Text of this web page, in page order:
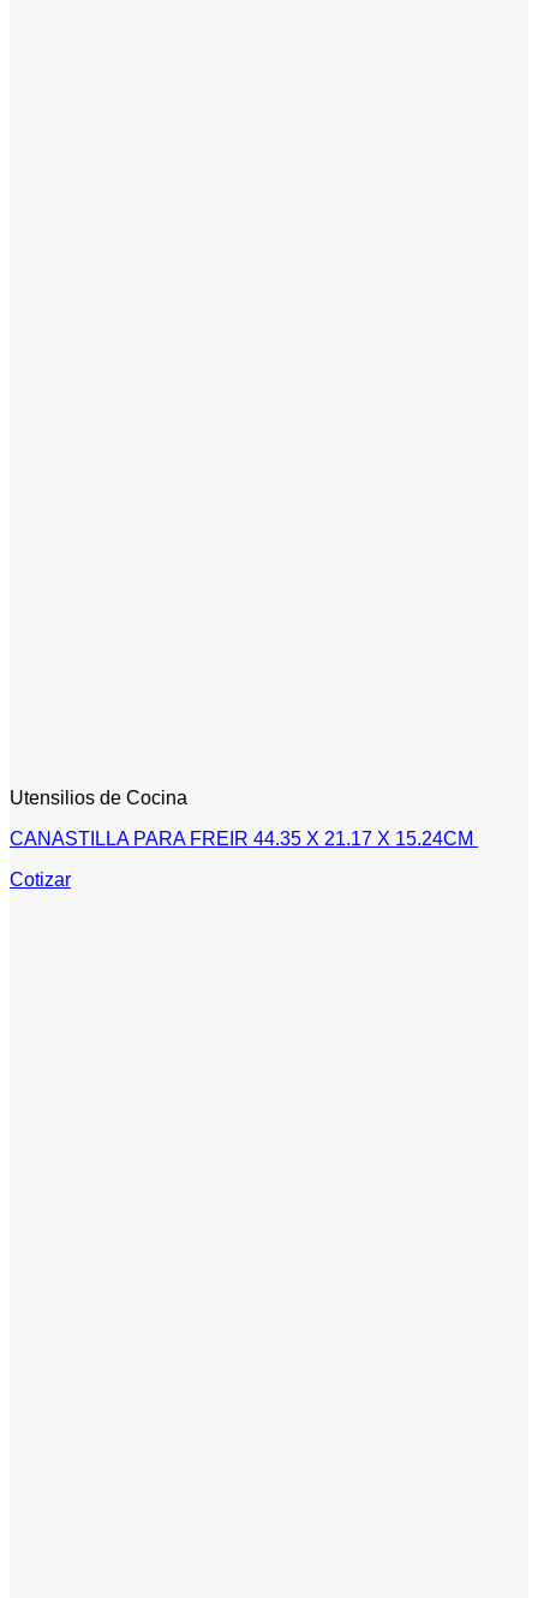
Utensilios de Cocina
CANASTILLA PARA FREIR 44.35 X 21.17 X 15.24CM
Cotizar